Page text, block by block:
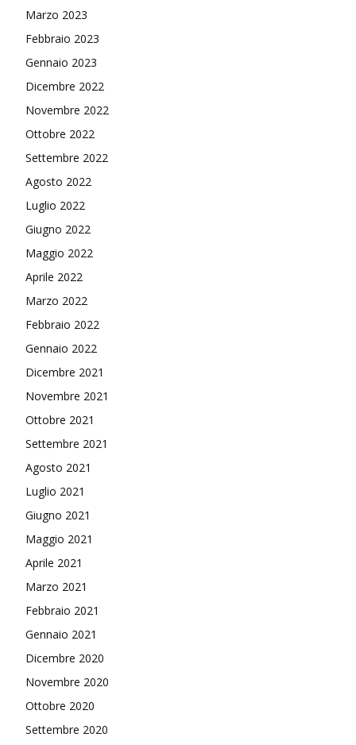
Marzo 2023
Febbraio 2023
Gennaio 2023
Dicembre 2022
Novembre 2022
Ottobre 2022
Settembre 2022
Agosto 2022
Luglio 2022
Giugno 2022
Maggio 2022
Aprile 2022
Marzo 2022
Febbraio 2022
Gennaio 2022
Dicembre 2021
Novembre 2021
Ottobre 2021
Settembre 2021
Agosto 2021
Luglio 2021
Giugno 2021
Maggio 2021
Aprile 2021
Marzo 2021
Febbraio 2021
Gennaio 2021
Dicembre 2020
Novembre 2020
Ottobre 2020
Settembre 2020